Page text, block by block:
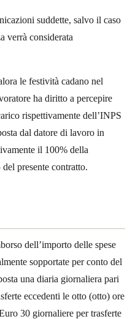
suddette, salvo il caso
verrà considerata
le festività cadano nel
ha diritto a percepire
rispettivamente dell’INPS
dal datore di lavoro in
il 100% della
presente contratto.
dell’importo delle spese
sopportate per conto del
una diaria giornaliera pari
eccedenti le otto (otto) ore
30 giornaliere per trasferte